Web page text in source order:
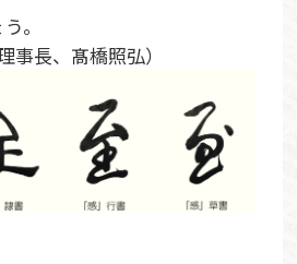
。
事長、髙橋照弘）